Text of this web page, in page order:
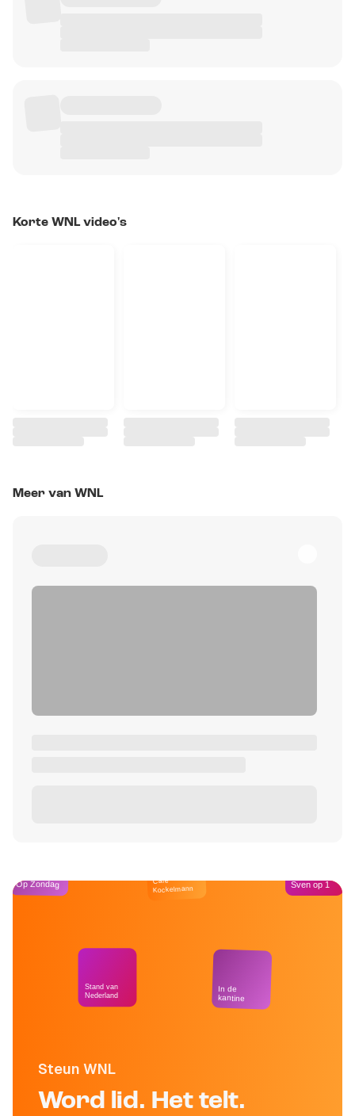
Korte WNL video's
Meer van WNL
Steun WNL
Word lid. Het telt.
Op Zondag
Stand van
Nederland
Café
Kockelmann
In de
kantine
Sven op 1